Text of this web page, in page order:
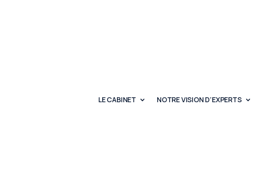
LE CABINET NOTRE VISION D’EXPERTS